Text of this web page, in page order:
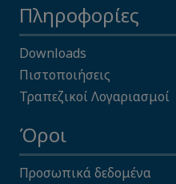
Πληροφορίες
Downloads
Πιστοποιήσεις
Τραπεζικοί Λογαριασμοί
Όροι
Προσωπικά δεδομένα